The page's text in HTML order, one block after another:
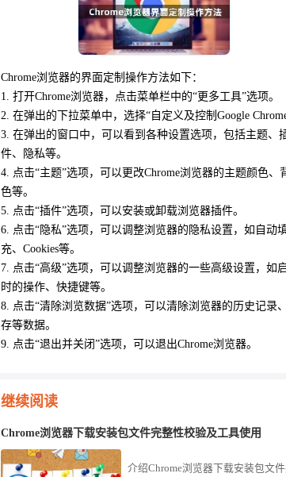
Chrome浏览器的界面定制操作方法如下：
1. 打开Chrome浏览器，点击菜单栏中的“更多工具”选项。
2. 在弹出的下拉菜单中，选择“自定义及控制Google
3. 在弹出的窗口中，可以看到各种设置选项，包括主题、
件、隐私等。
4. 点击“主题”选项，可以更改Chrome浏览器的主题颜色、
色等。
5. 点击“插件”选项，可以安装或卸载浏览器插件。
6. 点击“隐私”选项，可以调整浏览器的隐私设置，如自动
充、Cookies等。
7. 点击“高级”选项，可以调整浏览器的一些高级设置，如
时的操作、快捷键等。
8. 点击“清除浏览数据”选项，可以清除浏览器的历史记录
存等数据。
9. 点击“退出并关闭”选项，可以退出Chrome浏览器。
继续阅读
Chrome浏览器下载安装包文件完整性校验及工具使用
介绍Chrome浏览器下载安装包文